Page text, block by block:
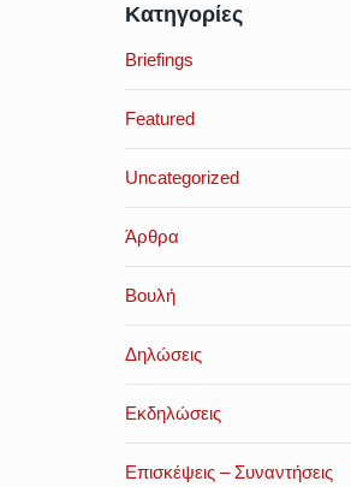
Κατηγορίες
Briefings
Featured
Uncategorized
Άρθρα
Βουλή
Δηλώσεις
Εκδηλώσεις
Επισκέψεις – Συναντήσεις